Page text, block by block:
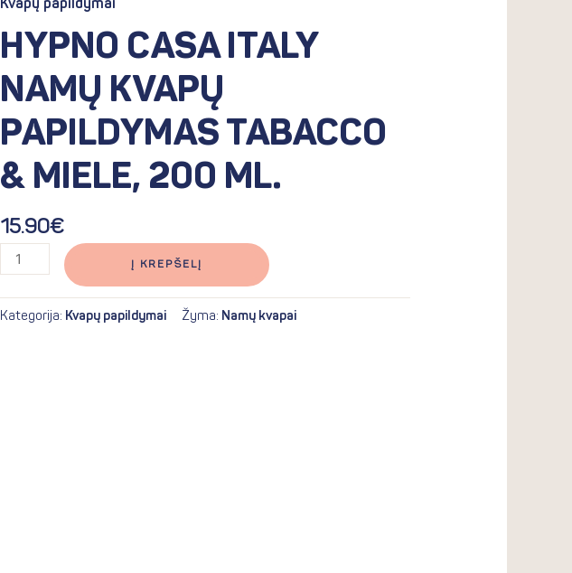
Kvapų papildymai
HYPNO CASA ITALY
NAMŲ KVAPŲ
PAPILDYMAS TABACCO
& MIELE, 200 ML.
15.90€
casa
Italy
namų
kvapų
papildymas
TABACCO
&
MIELE,
200
Į KREPŠELĮ
Kategorija: Kvapų papildymai Žyma: Namų kvapai